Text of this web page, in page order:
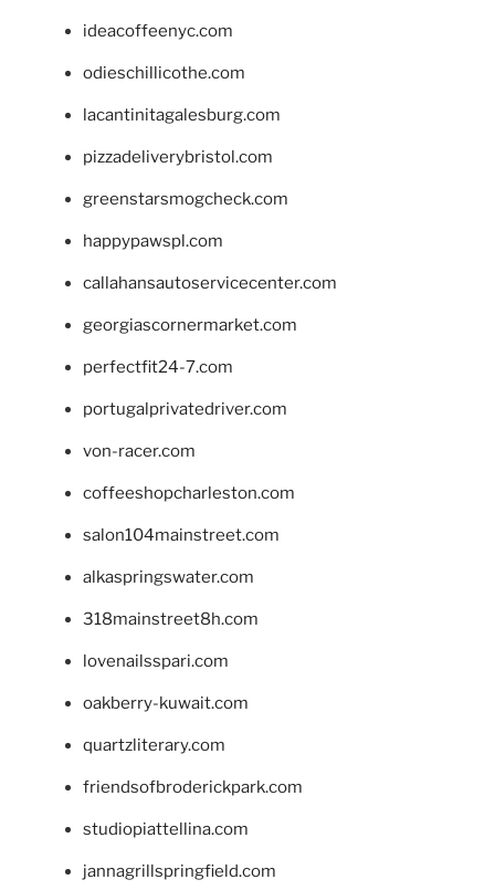
ideacoffeenyc.com
odieschillicothe.com
lacantinitagalesburg.com
pizzadeliverybristol.com
greenstarsmogcheck.com
happypawspl.com
callahansautoservicecenter.com
georgiascornermarket.com
perfectfit24-7.com
portugalprivatedriver.com
von-racer.com
coffeeshopcharleston.com
salon104mainstreet.com
alkaspringswater.com
318mainstreet8h.com
lovenailsspari.com
oakberry-kuwait.com
quartzliterary.com
friendsofbroderickpark.com
studiopiattellina.com
jannagrillspringfield.com